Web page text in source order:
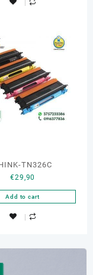
TN326C
€29,90
Add to cart